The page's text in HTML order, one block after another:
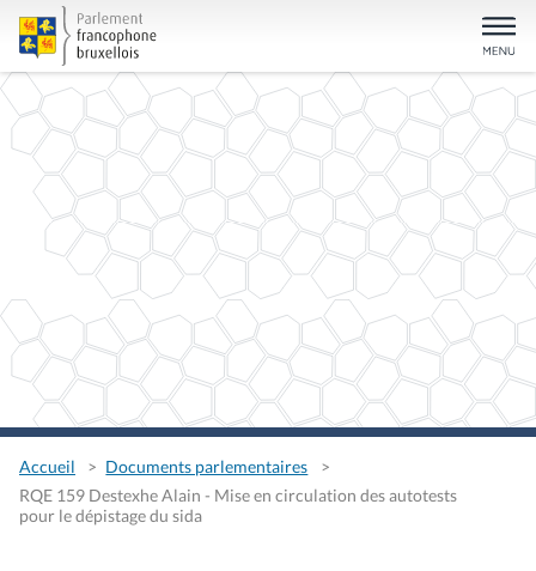
Accueil
Documents parlementaires
RQE 159 Destexhe Alain - Mise en circulation des autotests
pour le dépistage du sida